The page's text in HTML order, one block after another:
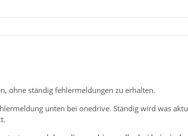
ohne ständig fehlermeldungen zu erhalten.
unten bei onedrive. Ständig wird was